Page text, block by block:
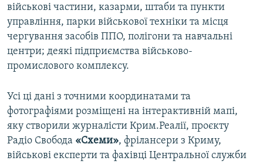
військові частини, казарми, штаби та пункти
управління, парки військової техніки та місця
чергування засобів ППО, полігони та навчальні
центри; деякі підприємства військово-
промислового комплексу.
Усі ці дані з точними координатами та
фотографіями розміщені на інтерактивній мапі,
яку створили журналісти Крим.Реалії, проєкту
Радіо Свобода «Схеми», фрілансери з Криму,
військові експерти та фахівці Центральної служби